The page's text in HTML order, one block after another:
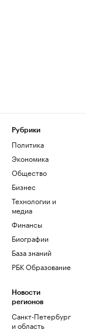
Рубрики
Политика
Экономика
Общество
Бизнес
Технологии и
медиа
Финансы
Биографии
База знаний
РБК Образование
Новости
регионов
Санкт-Петербург
и область